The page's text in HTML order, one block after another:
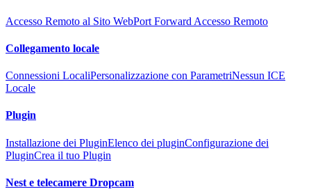
Accesso Remoto al Sito WebPort Forward Accesso Remoto
Collegamento locale
Connessioni LocaliPersonalizzazione con ParametriNessun ICE
Locale
Plugin
Installazione dei PluginElenco dei pluginConfigurazione dei
PluginCrea il tuo Plugin
Nest e telecamere Dropcam